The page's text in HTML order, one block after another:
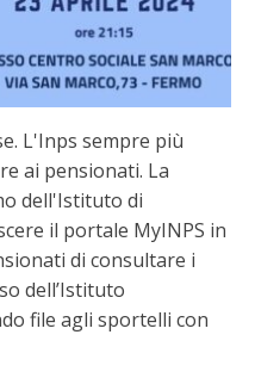
L'Inps sempre più
ai pensionati. La
dell'Istituto di
il portale MyINPS in
di consultare i
dell’Istituto
file agli sportelli con